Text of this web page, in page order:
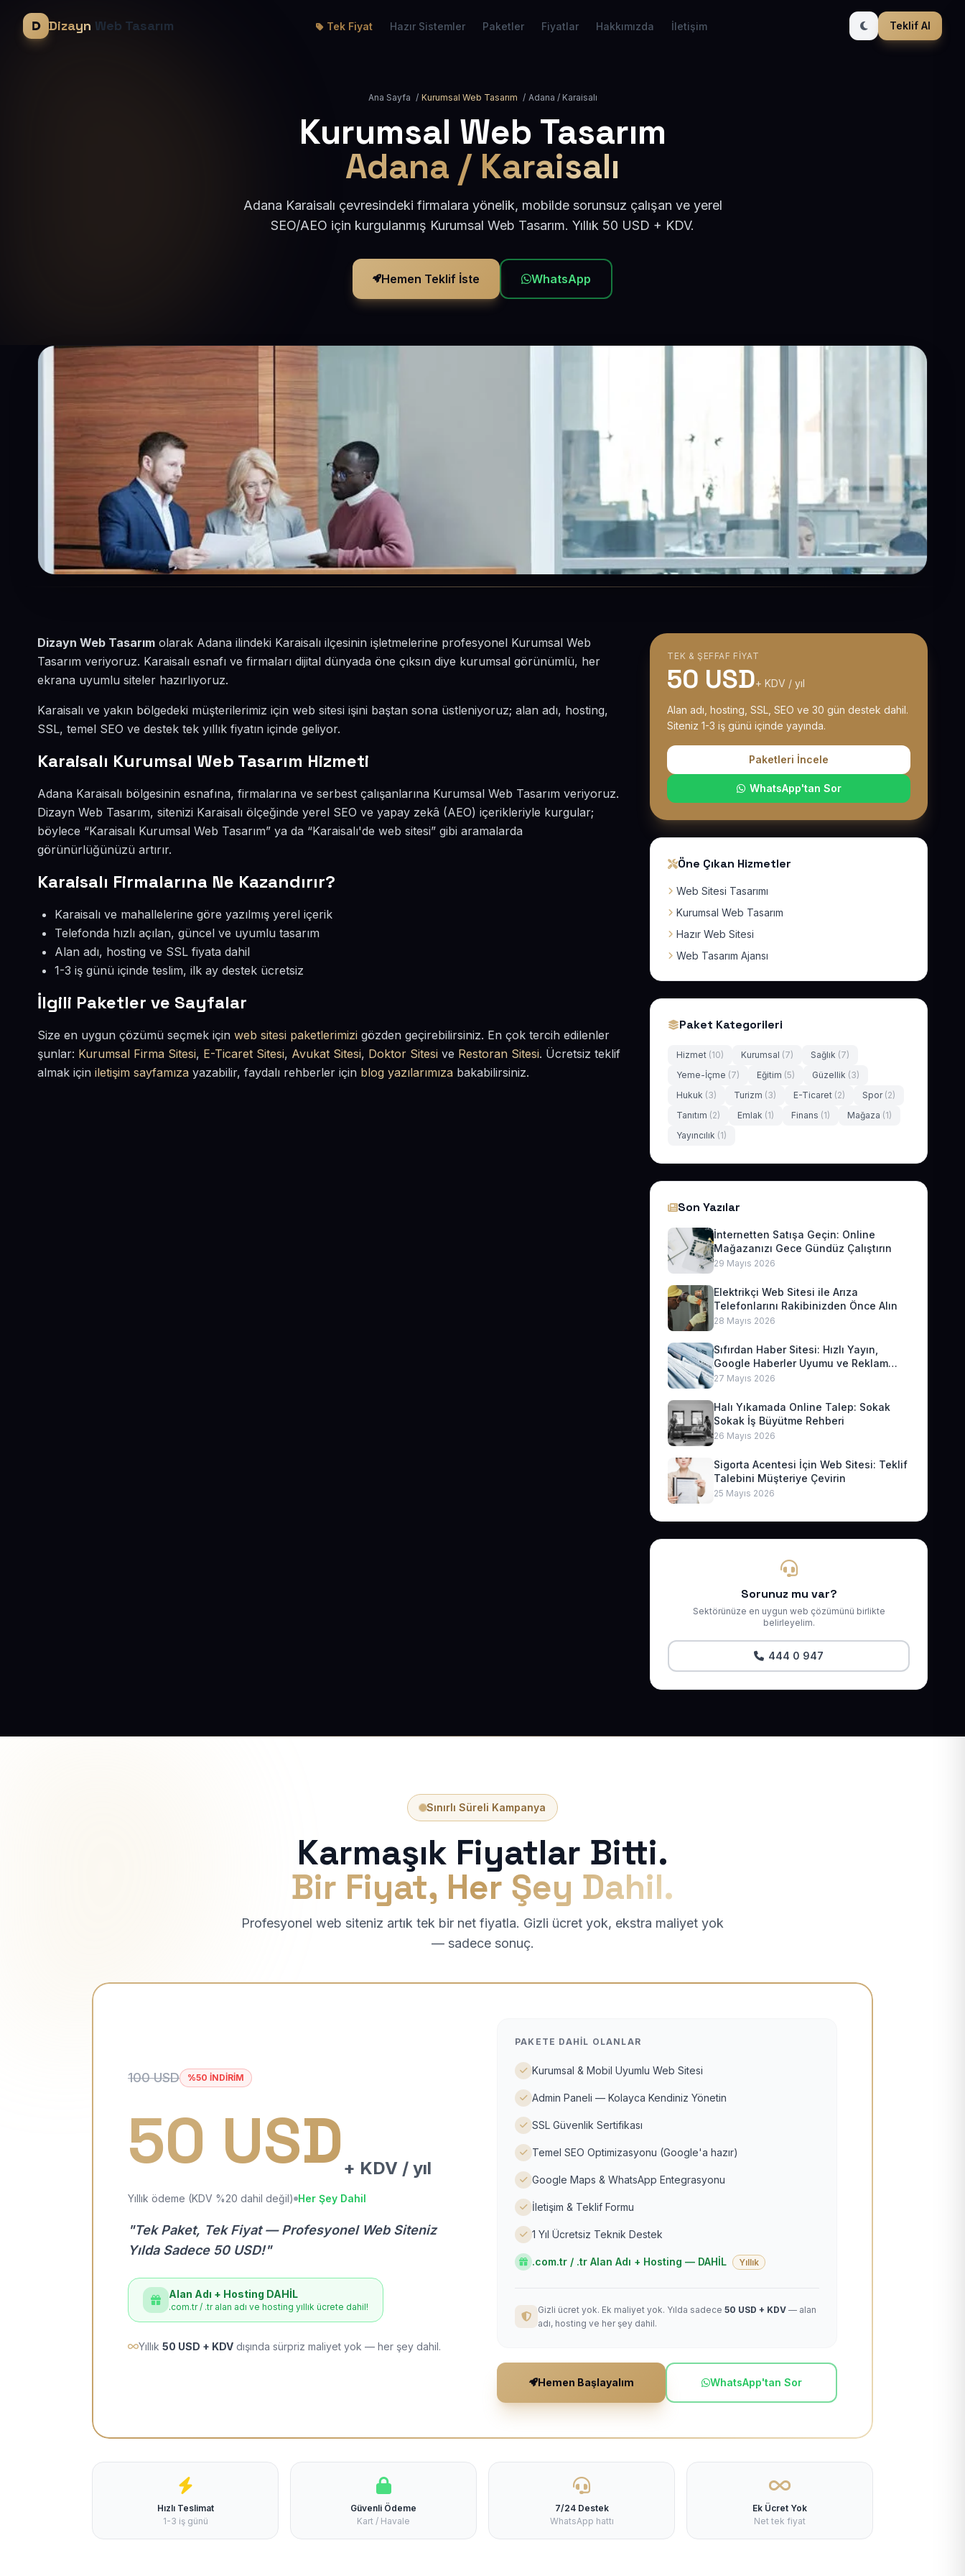
Dizayn Web Tasarım Tek Fiyat Hazır Sistemler Paketler Fiyatlar Hakkımızda İletişim Teklif Al
Ana Sayfa / Kurumsal Web Tasarım / Adana / Karaisalı
Kurumsal Web Tasarım
Adana / Karaisalı
Adana Karaisalı çevresindeki firmalara yönelik, mobilde sorunsuz çalışan ve yerel
SEO/AEO için kurgulanmış Kurumsal Web Tasarım. Yıllık 50 USD + KDV.
Hemen Teklif İste WhatsApp
Dizayn Web Tasarım olarak Adana ilindeki Karaisalı ilçesinin işletmelerine profesyonel Kurumsal Web
Tasarım veriyoruz. Karaisalı esnafı ve firmaları dijital dünyada öne çıksın diye kurumsal görünümlü, her
ekrana uyumlu siteler hazırlıyoruz.
Karaisalı ve yakın bölgedeki müşterilerimiz için web sitesi işini baştan sona üstleniyoruz; alan adı, hosting,
SSL, temel SEO ve destek tek yıllık fiyatın içinde geliyor.
Karaisalı Kurumsal Web Tasarım Hizmeti
Adana Karaisalı bölgesinin esnafına, firmalarına ve serbest çalışanlarına Kurumsal Web Tasarım veriyoruz.
Dizayn Web Tasarım, sitenizi Karaisalı ölçeğinde yerel SEO ve yapay zekâ (AEO) içerikleriyle kurgular;
böylece “Karaisalı Kurumsal Web Tasarım” ya da “Karaisalı'de web sitesi” gibi aramalarda
görünürlüğünüzü artırır.
Karaisalı Firmalarına Ne Kazandırır?
Karaisalı ve mahallelerine göre yazılmış yerel içerik
Telefonda hızlı açılan, güncel ve uyumlu tasarım
Alan adı, hosting ve SSL fiyata dahil
1-3 iş günü içinde teslim, ilk ay destek ücretsiz
İlgili Paketler ve Sayfalar
Size en uygun çözümü seçmek için web sitesi paketlerimizi gözden geçirebilirsiniz. En çok tercih edilenler
şunlar: Kurumsal Firma Sitesi, E-Ticaret Sitesi, Avukat Sitesi, Doktor Sitesi ve Restoran Sitesi. Ücretsiz teklif
almak için iletişim sayfamıza yazabilir, faydalı rehberler için blog yazılarımıza bakabilirsiniz.
TEK & ŞEFFAF FIYAT
50 USD+ KDV / yıl
Alan adı, hosting, SSL, SEO ve 30 gün destek dahil.
Siteniz 1-3 iş günü içinde yayında.
Paketleri İncele
WhatsApp'tan Sor
Öne Çıkan Hizmetler
Web Sitesi Tasarımı
Kurumsal Web Tasarım
Hazır Web Sitesi
Web Tasarım Ajansı
Paket Kategorileri
Hizmet (10) Kurumsal (7) Sağlık (7)
Yeme-İçme (7) Eğitim (5) Güzellik (3)
Hukuk (3) Turizm (3) E-Ticaret (2) Spor (2)
Tanıtım (2) Emlak (1) Finans (1) Mağaza (1)
Yayıncılık (1)
Son Yazılar
İnternetten Satışa Geçin: Online
Mağazanızı Gece Gündüz Çalıştırın
29 Mayıs 2026
Elektrikçi Web Sitesi ile Arıza
Telefonlarını Rakibinizden Önce Alın
28 Mayıs 2026
Sıfırdan Haber Sitesi: Hızlı Yayın,
Google Haberler Uyumu ve Reklam
Geliri
27 Mayıs 2026
Halı Yıkamada Online Talep: Sokak
Sokak İş Büyütme Rehberi
26 Mayıs 2026
Sigorta Acentesi İçin Web Sitesi: Teklif
Talebini Müşteriye Çevirin
25 Mayıs 2026
Sorunuz mu var?
Sektörünüze en uygun web çözümünü birlikte
belirleyelim.
444 0 947
Sınırlı Süreli Kampanya
Karmaşık Fiyatlar Bitti.
Bir Fiyat, Her Şey Dahil.
Profesyonel web siteniz artık tek bir net fiyatla. Gizli ücret yok, ekstra maliyet yok
— sadece sonuç.
100 USD %50 İNDİRİM
50 USD + KDV / yıl
Yıllık ödeme (KDV %20 dahil değil) Her Şey Dahil
"Tek Paket, Tek Fiyat — Profesyonel Web Siteniz
Yılda Sadece 50 USD!"
Alan Adı + Hosting DAHİL
.com.tr / .tr alan adı ve hosting yıllık ücrete dahil!
Yıllık 50 USD + KDV dışında sürpriz maliyet yok — her şey dahil.
PAKETE DAHIL OLANLAR
Kurumsal & Mobil Uyumlu Web Sitesi
Admin Paneli — Kolayca Kendiniz Yönetin
SSL Güvenlik Sertifikası
Temel SEO Optimizasyonu (Google'a hazır)
Google Maps & WhatsApp Entegrasyonu
İletişim & Teklif Formu
1 Yıl Ücretsiz Teknik Destek
.com.tr / .tr Alan Adı + Hosting — DAHİL Yıllık
Gizli ücret yok. Ek maliyet yok. Yılda sadece 50 USD + KDV — alan
adı, hosting ve her şey dahil.
Hemen Başlayalım WhatsApp'tan Sor
Hızlı Teslimat
1-3 iş günü
Güvenli Ödeme
Kart / Havale
7/24 Destek
WhatsApp hattı
Ek Ücret Yok
Net tek fiyat